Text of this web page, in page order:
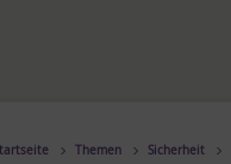
Themen Sicherheit